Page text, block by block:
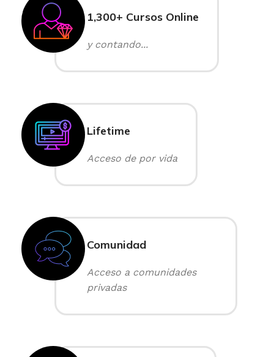
1,300+ Cursos Online
y contando...
Lifetime
Acceso de por vida
Comunidad
Acceso a comunidades
privadas